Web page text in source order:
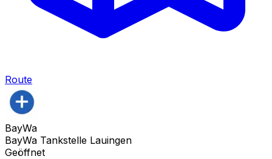
Route
BayWa
BayWa Tankstelle Lauingen
Geöffnet